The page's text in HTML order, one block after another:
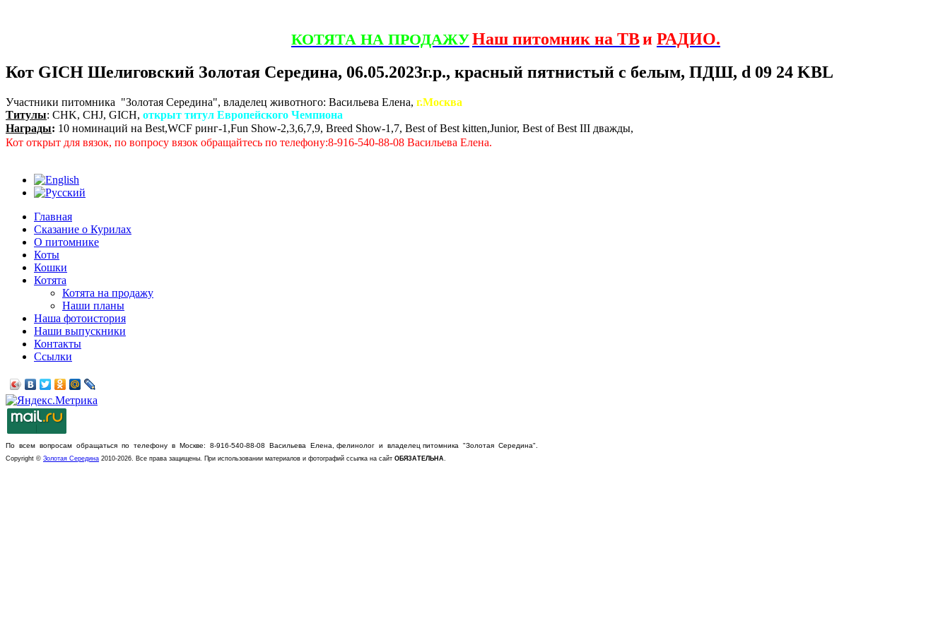
КОТЯТА НА ПРОДАЖУНаш питомник на ТВи РАДИО.
Кот GICH Шелиговский Золотая Середина, 06.05.2023г.р., красный пятнистый с белым, ПДШ, d 09 24 KBL
Участники питомника "Золотая Середина", владелец животного: Васильева Елена, г.Москва
Титулы: CHK, CHJ, GICH, открыт титул Европейского Чемпиона
Награды: 10 номинаций на Best,WCF ринг-1,Fun Show-2,3,6,7,9, Breed Show-1,7, Best of Best kitten,Junior, Best of Best III дважды,
Кот открыт для вязок, по вопросу вязок обращайтесь по телефону:8-916-540-88-08 Васильева Елена.
Главная
Сказание о Курилах
О питомнике
Коты
Кошки
Котята
Котята на продажу
Наши планы
Наша фотоистория
Наши выпускники
Контакты
Ссылки
По всем вопросам обращаться по телефону в Москве: 8-916-540-88-08 Васильева Елена, фелинолог и владелец питомника "Золотая Середина".
Copyright © Золотая Середина 2010-2026. Все права защищены. При использовании материалов и фотографий ссылка на сайт ОБЯЗАТЕЛЬНА